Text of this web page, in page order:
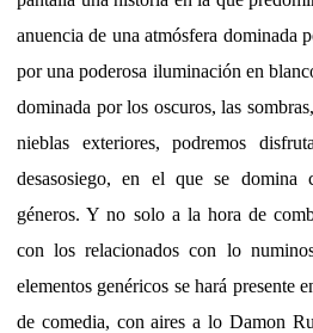
anuencia de una atmósfera dominada
por una poderosa iluminación en
dominada por los oscuros, las
nieblas exteriores, podremos
desasosiego, en el que se
géneros. Y no solo a la hora de
con los relacionados con lo
elementos genéricos se hará presente
de comedia, con aires a lo Damon